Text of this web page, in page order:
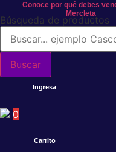
Conoce por qué debes
Mercleta
Búsqueda de productos
Buscar
Ingresa
0
Carrito